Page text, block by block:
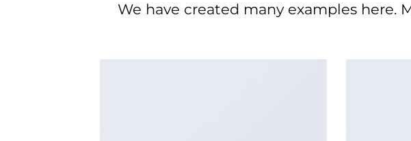
We have created many examples here.